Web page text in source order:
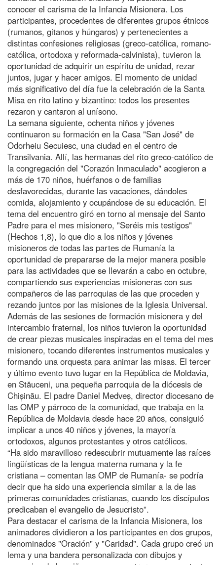
conocer el carisma de la Infancia Misionera. Los
participantes, procedentes de diferentes grupos étnicos
(rumanos, gitanos y húngaros) y pertenecientes a
distintas confesiones religiosas (greco-católica, romano-
católica, ortodoxa y reformada-calvinista), tuvieron la
oportunidad de adquirir un espíritu de unidad, rezar
juntos, jugar y hacer amigos. El momento de unidad
más significativo del día fue la celebración de la Santa
Misa en rito latino y bizantino: todos los presentes
rezaron y cantaron al unísono.
La semana siguiente, ochenta niños y jóvenes
continuaron su formación en la Casa "San José" de
Odorheiu Secuiesc, una ciudad en el centro de
Transilvania. Allí, las hermanas del rito greco-católico de
la congregación del "Corazón Inmaculado" acogieron a
más de 170 niños, huérfanos o de familias
desfavorecidas, durante las vacaciones, dándoles
comida, alojamiento y ocupándose de su educación. El
tema del encuentro giró en torno al mensaje del Santo
Padre para el mes misionero, "Seréis mis testigos"
(Hechos 1,8), lo que dio a los niños y jóvenes
misioneros de todas las partes de Rumanía la
oportunidad de prepararse de la mejor manera posible
para las actividades que se llevarán a cabo en octubre,
compartiendo sus experiencias misioneras con sus
compañeros de las parroquias de las que proceden y
rezando juntos por las misiones de la Iglesia Universal.
Además de las sesiones de formación misionera y del
intercambio fraternal, los niños tuvieron la oportunidad
de crear piezas musicales inspiradas en el tema del mes
misionero, tocando diferentes instrumentos musicales y
formando una orquesta para animar las misas. El tercer
y último evento tuvo lugar en la República de Moldavia,
en Stăuceni, una pequeña parroquia de la diócesis de
Chișinău. El padre Daniel Medveș, director diocesano de
las OMP y párroco de la comunidad, que trabaja en la
República de Moldavia desde hace 20 años, consiguió
implicar a unos 40 niños y jóvenes, la mayoría
ortodoxos, algunos protestantes y otros católicos.
“Ha sido maravilloso redescubrir mutuamente las raíces
lingüísticas de la lengua materna rumana y la fe
cristiana – comentan las OMP de Rumanía- se podría
decir que ha sido una experiencia similar a la de las
primeras comunidades cristianas, cuando los discípulos
predicaban el evangelio de Jesucristo”.
Para destacar el carisma de la Infancia Misionera, los
animadores dividieron a los participantes en dos grupos,
denominados "Oración" y "Caridad". Cada grupo creó un
lema y una bandera personalizada con dibujos y